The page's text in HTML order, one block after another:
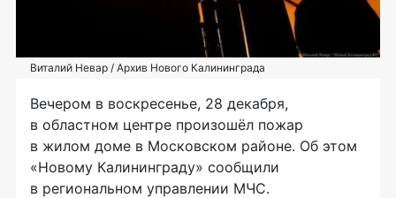
Виталий Невар / Архив Нового Калининграда
Вечером в воскресенье, 28 декабря,
в областном центре произошёл пожар
в жилом доме в Московском районе. Об этом
«Новому Калининграду» сообщили
в региональном управлении МЧС.